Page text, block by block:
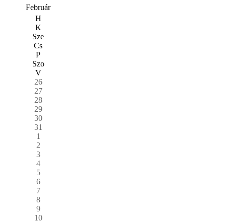
Február
H
K
Sze
Cs
P
Szo
V
26
27
28
29
30
31
1
2
3
4
5
6
7
8
9
10